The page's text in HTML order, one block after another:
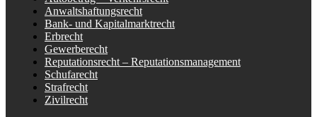
Anwaltshaftungsrecht
Bank- und Kapitalmarktrecht
Erbrecht
Gewerberecht
Reputationsrecht – Reputationsmanagement
Schufarecht
Strafrecht
Zivilrecht